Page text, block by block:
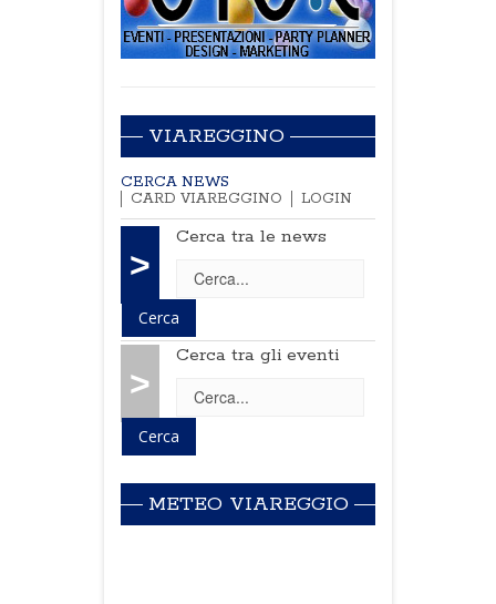
VIAREGGINO
CERCA NEWS
CARD VIAREGGINO
LOGIN
>
Cerca tra le news
>
Cerca tra gli eventi
METEO VIAREGGIO